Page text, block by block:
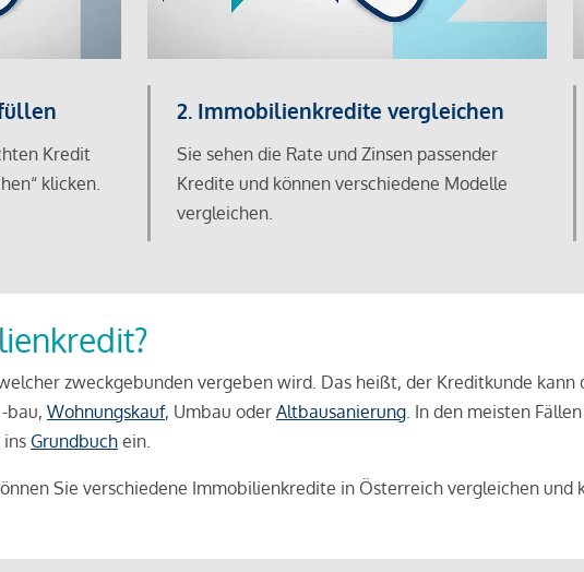
Kredit
klicken.
2. Immobilienkredite vergleichen
Sie sehen die Rate und Zinsen passender
Kredite und können verschiedene Modelle
vergleichen.
zweckgebunden vergeben wird. Das heißt, der Kreditkunde
bau, Wohnungskauf, Umbau oder Altbausanierung. In den meisten
Grundbuch ein.
Sie verschiedene Immobilienkredite in Österreich vergleichen und